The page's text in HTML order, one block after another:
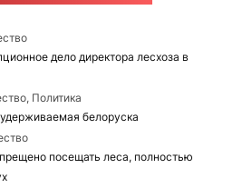
дело директора лесхоза в
Политика
белоруска
посещать леса, полностью